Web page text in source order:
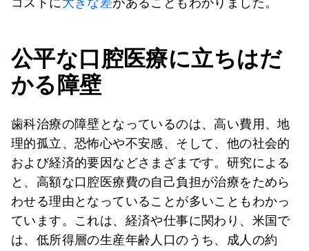
公平な口腔医療に立ちはだ
かる障壁
歯科治療の障壁となっているのは、高い費用、地
理的孤立、恐怖心や不安感、そして、他の社会的
および経済的要因などさまざまです。研究による
と、高額な口腔医療費の自己負担が治療をためら
わせる理由となっていることが多いこともわかっ
ています。これは、経済や仕事に関わり、米国で
は、低所得層の生産年齢人口のうち、成人の約